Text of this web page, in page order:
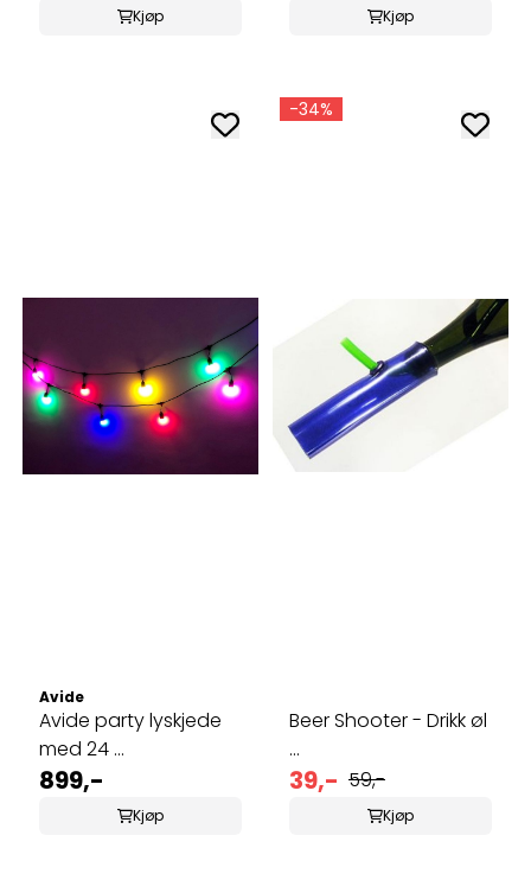
Kjøp Kjøp
Avide
Avide party lyskjede
med 24 ...
899,-
Kjøp
-34%
Beer Shooter - Drikk øl
...
39,- 59,-
Kjøp